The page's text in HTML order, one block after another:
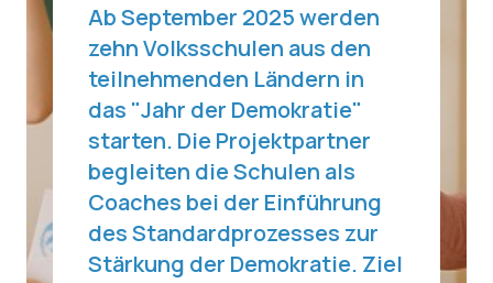
Ab September 2025 werden
zehn Volksschulen aus den
teilnehmenden Ländern in
das "Jahr der Demokratie"
starten. Die Projektpartner
begleiten die Schulen als
Coaches bei der Einführung
des Standardprozesses zur
Stärkung der Demokratie. Ziel